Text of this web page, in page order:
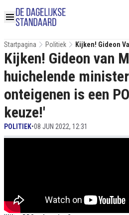
Startpagina Politiek
Kijken! Gideon
Huichelende
Een POLITIEKE
Kijken! Gideon van
huichelende
onteigenen is een
keuze!'
POLITIEK•08 JUN 2022, 12:31